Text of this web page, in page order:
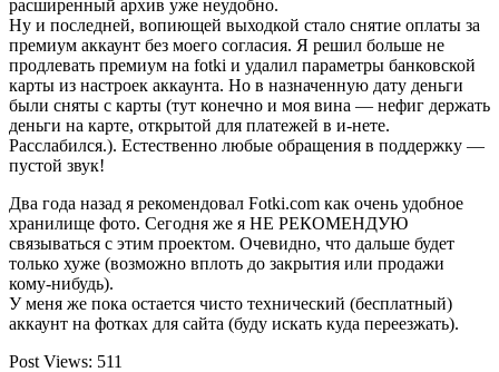
расширенный архив уже неудобно.
Ну и последней, вопиющей выходкой стало снятие оплаты за
премиум аккаунт без моего согласия. Я решил больше не
продлевать премиум на fotki и удалил параметры банковской
карты из настроек аккаунта. Но в назначенную дату деньги
были сняты с карты (тут конечно и моя вина — нефиг держать
деньги на карте, открытой для платежей в и-нете.
Расслабился.). Естественно любые обращения в поддержку —
пустой звук!
Два года назад я рекомендовал Fotki.com как очень удобное
хранилище фото. Сегодня же я НЕ РЕКОМЕНДУЮ
связываться с этим проектом. Очевидно, что дальше будет
только хуже (возможно вплоть до закрытия или продажи
кому-нибудь).
У меня же пока остается чисто технический (бесплатный)
аккаунт на фотках для сайта (буду искать куда переезжать).
Post Views: 511